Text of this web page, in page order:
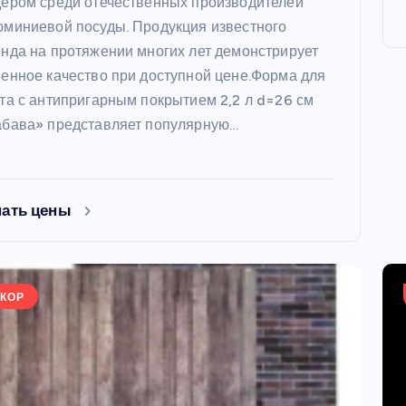
форма
6 см
Силиконовая форма для
выпечки 9 ячеек, рифленые
кексики
посуды. Продукция известного
на протяжении многих лет демонстрирует
качество при доступной цене.Форма для
с антипригарным покрытием 2,2 л d=26 см
представляет популярную…
цены